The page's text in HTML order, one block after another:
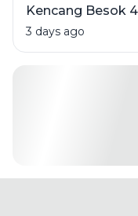
Kencang Besok
Wilayahnya
3 days ago